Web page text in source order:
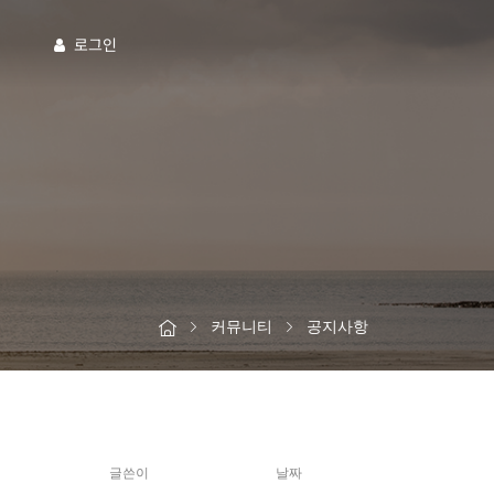
로그인
커뮤니티 공지사항
글쓴이 날짜